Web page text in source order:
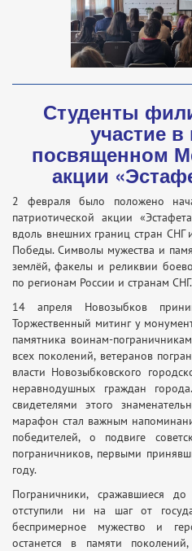
Студенты
участие в
посвященном
акции
2 февраля было положено
патриотической акции
вдоль внешних границ стран
Победы. Символы мужества и
землёй, факелы и реликвии
по регионам России и странам СНГ.
14 апреля Новозыбков
Торжественный митинг у
памятника воинам-
всех поколений, ветеранов
власти Новозыбковского
неравнодушных граждан
свидетелями этого
марафон стал важным
победителей, о подвиге
пограничников, первыми
году.
Пограничники, сражавшиеся
отступили ни на шаг от
беспримерное мужество и
останется в памяти